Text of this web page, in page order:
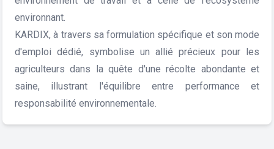
environnant.
KARDIX, à travers sa formulation spécifique et son mode
d'emploi dédié, symbolise un allié précieux pour les
agriculteurs dans la quête d'une récolte abondante et
saine, illustrant l'équilibre entre performance et
responsabilité environnementale.